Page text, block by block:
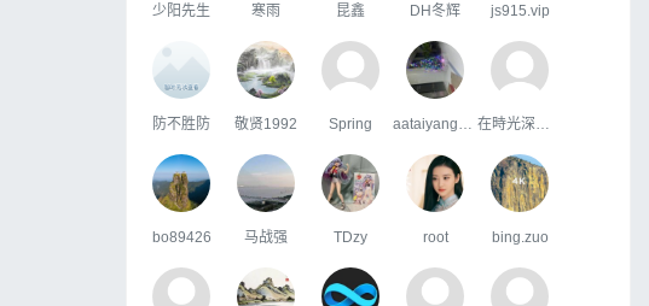
少阳先生 寒雨 昆鑫 DH冬辉 js915.vip
防不胜防 敬贤1992 Spring
bo89426 马战强 TDzy root bing.zuo